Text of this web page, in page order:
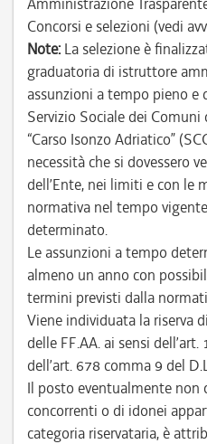
Concorsi e selezioni (vedi
Note: La selezione è
graduatoria di istruttore
assunzioni a tempo pieno e
Servizio Sociale dei
“Carso Isonzo Adriatico”
necessità che si dovessero
dell’Ente, nei limiti e con le
normativa nel tempo
determinato.
Le assunzioni a tempo
almeno un anno con
termini previsti dalla
Viene individuata la riserva
delle FF.AA. ai sensi
dell’art. 678 comma 9 del
Il posto eventualmente non
concorrenti o di idonei
categoria riservataria, è